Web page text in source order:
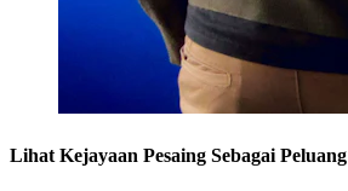
Lihat Kejayaan Pesaing Sebagai Peluang